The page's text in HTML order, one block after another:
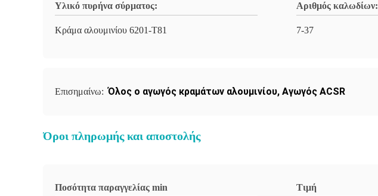
Υλικό πυρήνα σύρματος:
Κράμα αλουμινίου 6201-T81
Αριθμός καλωδίων:
7-37
Επισημαίνω: Όλος ο αγωγός κραμάτων αλουμινίου, Αγωγός ACSR
Όροι πληρωμής και αποστολής
Ποσότητα παραγγελίας min Τιμή